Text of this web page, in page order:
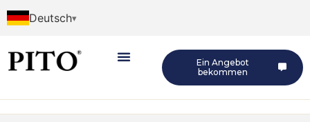
Deutsch
Ein Angebot
bekommen